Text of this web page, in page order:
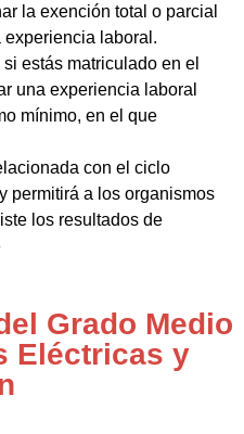
la exención total o parcial
experiencia laboral.
estás matriculado en el
una experiencia laboral
mínimo, en el que
con el ciclo
permitirá a los organismos
los resultados de
Grado Medio
Eléctricas y